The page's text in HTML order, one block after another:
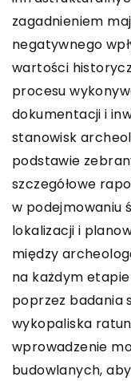
zagadnieniem
negatywnego
wartości
procesu
dokumentacji i
stanowisk
podstawie
szczegółowe
w podejmowaniu
lokalizacji i
między
na każdym
poprzez badania
wykopaliska
wprowadzenie
budowlanych,